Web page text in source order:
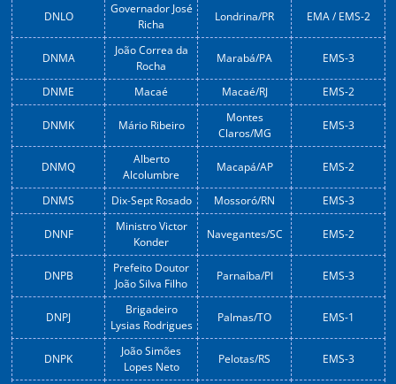
DNLO
Governador José
Richa
Londrina/PR EMA / EMS-2
DNMA
João Correa da
Rocha
Marabá/PA EMS-3
DNME Macaé Macaé/RJ EMS-2
DNMK Mário Ribeiro
Montes
Claros/MG
EMS-3
DNMQ
Alberto
Alcolumbre
Macapá/AP EMS-2
DNMS Dix-Sept Rosado Mossoró/RN EMS-3
DNNF
Ministro Victor
Konder
Navegantes/SC EMS-2
DNPB
Prefeito Doutor
João Silva Filho
Parnaíba/PI EMS-3
DNPJ
Brigadeiro
Lysias Rodrigues
Palmas/TO EMS-1
DNPK
João Simões
Lopes Neto
Pelotas/RS EMS-3